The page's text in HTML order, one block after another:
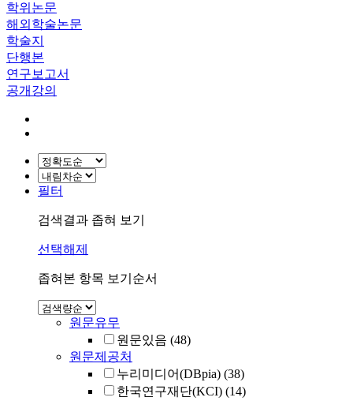
학위논문
해외학술논문
학술지
단행본
연구보고서
공개강의
필터
검색결과 좁혀 보기
선택해제
좁혀본 항목 보기순서
원문유무
원문있음 (48)
원문제공처
누리미디어(DBpia) (38)
한국연구재단(KCI) (14)